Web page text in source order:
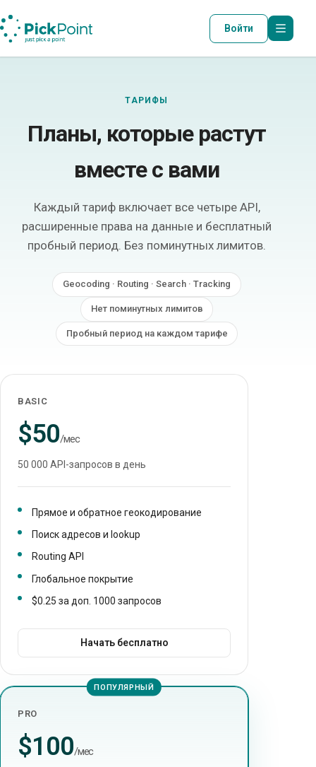
Войти
ТАРИФЫ
Планы, которые растут
вместе с вами
Каждый тариф включает все четыре API,
расширенные права на данные и бесплатный
пробный период. Без поминутных лимитов.
Geocoding · Routing · Search · Tracking
Нет поминутных лимитов
Пробный период на каждом тарифе
BASIC
$50/мес
50 000 API-запросов в день
Прямое и обратное геокодирование
Поиск адресов и lookup
Routing API
Глобальное покрытие
$0.25 за доп. 1000 запросов
Начать бесплатно
ПОПУЛЯРНЫЙ
PRO
$100/мес